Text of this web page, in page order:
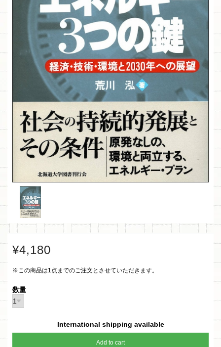
¥4,180
※この商品は1点までのご注文とさせていただきます。
数量
International shipping available
Add to cart